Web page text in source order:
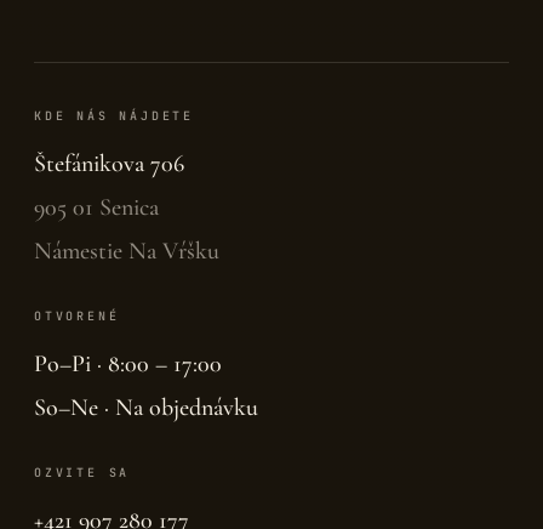
KDE NÁS NÁJDETE
Štefánikova 706
905 01 Senica
Námestie Na Vŕšku
OTVORENÉ
Po–Pi · 8:00 – 17:00
So–Ne · Na objednávku
OZVITE SA
+421 907 280 177